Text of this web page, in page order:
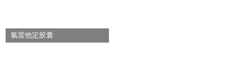
氯雷他定胶囊